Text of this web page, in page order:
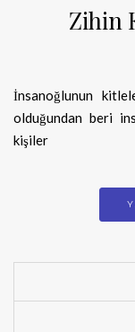
Zihin
İnsanoğlunun
olduğundan beri
kişiler